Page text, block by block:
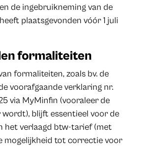
de ingebruikneming van de
plaatsgevonden vóór 1 juli
formaliteiten
formaliteiten, zoals bv. de
voorafgaande verklaring nr.
via MyMinfin (vooraleer de
wordt), blijft essentieel voor de
het verlaagd btw-tarief (met
mogelijkheid tot correctie voor